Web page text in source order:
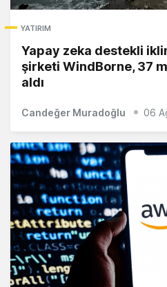
YATIRIM
Yapay zeka destekli
şirketi WindBorne, 37
aldı
Candeğer Muradoğlu 06